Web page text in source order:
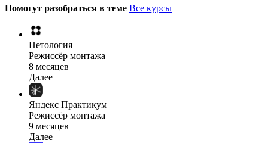
Помогут разобраться в теме Все курсы
Нетология
Режиссёр монтажа
8 месяцев
Далее
Яндекс Практикум
Режиссёр монтажа
9 месяцев
Далее